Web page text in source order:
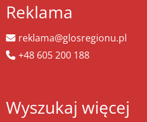
Reklama
reklama@glosregionu.pl
+48 605 200 188
Wyszukaj więcej